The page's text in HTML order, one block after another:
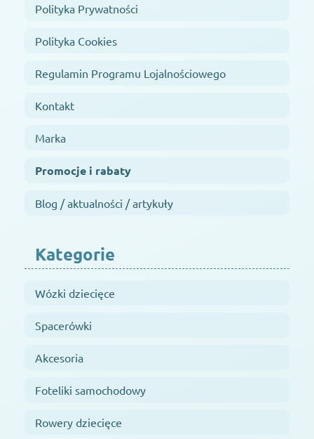
Polityka Prywatności
Polityka Cookies
Regulamin Programu Lojalnościowego
Kontakt
Marka
Promocje i rabaty
Blog / aktualności / artykuły
Kategorie
Wózki dziecięce
Spacerówki
Akcesoria
Foteliki samochodowy
Rowery dziecięce